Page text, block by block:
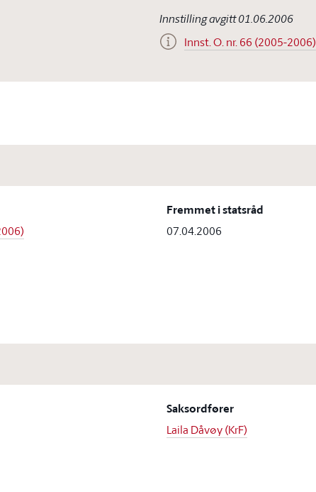
Innstilling avgitt 01.06.2006
Innst. O. nr. 66 (2005-2006)
Fremmet i statsråd
07.04.2006
Saksordfører
Laila Dåvøy (KrF)